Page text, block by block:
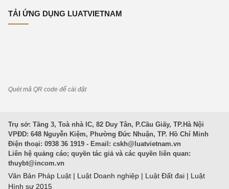
TẢI ỨNG DỤNG LUATVIETNAM
Quét mã QR code để cài đặt
Trụ sở: Tầng 3, Toà nhà IC, 82 Duy Tân, P.Cầu Giấy, TP.Hà Nội
VPĐD: 648 Nguyễn Kiệm, Phường Đức Nhuận, TP. Hồ Chí Minh
Điện thoại: 0938 36 1919 - Email: cskh@luatvietnam.vn
Liên hệ quảng cáo; quyền tác giả và các quyền liên quan:
thuybt@incom.vn
Văn Bản Pháp Luật | Luật Doanh nghiệp | Luật Đất đai | Luật
Hình sự 2015